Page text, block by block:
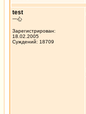
test
一心
Зарегистрирован:
18.02.2005
Суждений: 18709